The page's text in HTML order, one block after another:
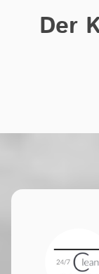
Der